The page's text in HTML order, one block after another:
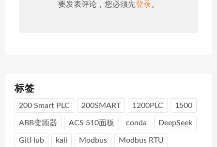
要发表评论，您必须先登录。
标签
200 Smart PLC 200SMART 1200PLC 1500
ABB变频器 ACS 510面板 conda DeepSeek
GitHub kali Modbus Modbus RTU